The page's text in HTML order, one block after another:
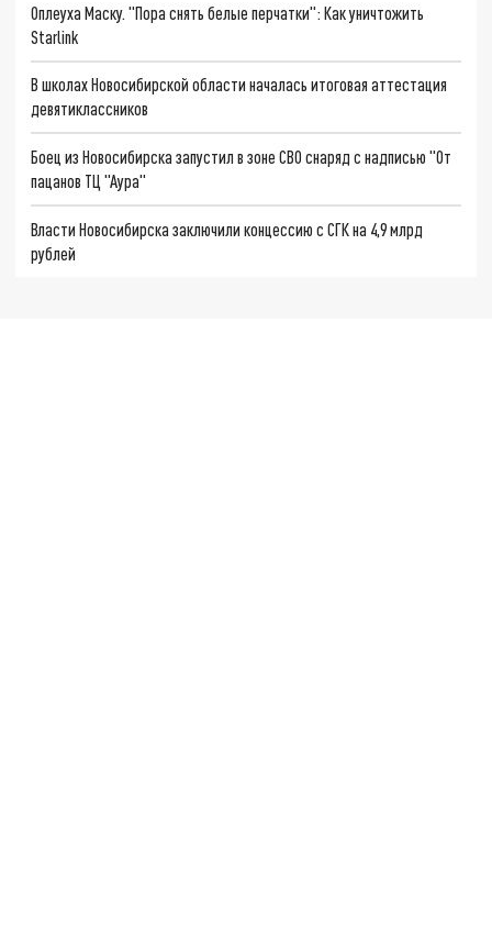
Оплеуха Маску. "Пора снять белые перчатки": Как уничтожить
Starlink
В школах Новосибирской области началась итоговая аттестация
девятиклассников
Боец из Новосибирска запустил в зоне СВО снаряд с надписью "От
пацанов ТЦ "Аура"
Власти Новосибирска заключили концессию с СГК на 4,9 млрд
рублей